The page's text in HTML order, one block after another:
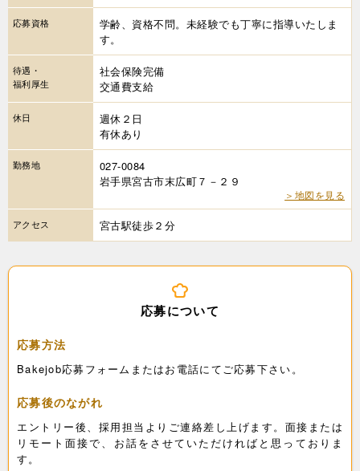
応募資格
学齢、資格不問。未経験でも丁寧に指導いたしま
す。
待遇・
福利厚生
社会保険完備
交通費支給
休日
週休２日
有休あり
勤務地
027-0084
岩手県宮古市末広町７－２９
＞地図を見る
アクセス 宮古駅徒歩２分
応募について
応募方法
Bakejob応募フォームまたはお電話にてご応募下さい。
応募後のながれ
エントリー後、採用担当よりご連絡差し上げます。面接または
リモート面接で、お話をさせていただければと思っておりま
す。